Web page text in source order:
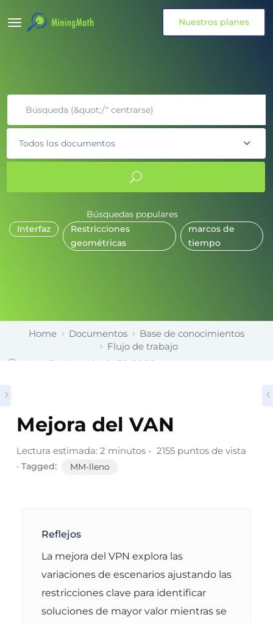
Nuestros planes
Todos los documentos
Búsquedas populares
Interfaz
Restricciones
geométricas
marcos de
tiempo
Home Documentos
Base de conocimientos
Flujo de trabajo
Actualizado en junio 30, 2026
Mejora del VAN
Lectura estimada: 2 minutos 2155 puntos de vista
· Tagged: MM-lleno
Reflejos
La mejora del VPN explora las
variaciones de escenarios ajustando las
restricciones clave para identificar
soluciones de mayor valor mientras se